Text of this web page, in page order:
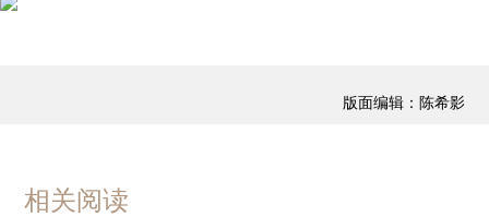
版面编辑：陈希影
相关阅读